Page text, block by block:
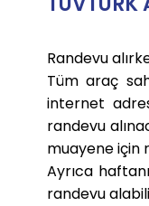
Randevu
Tüm araç
internet
randevu
muayene için
Ayrıca
randevu